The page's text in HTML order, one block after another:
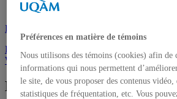
Étudiants
Demande d’admission
Postes offerts
WIKI
Marthe Hurteau
Préférences en matière de témoins
Nous utilisons des témoins (cookies) afin de
informations qui nous permettent
le site, de vous proposer des contenus vidéo,
statistiques de fréquentation, etc. Vous